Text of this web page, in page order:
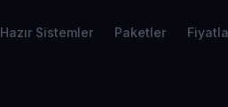
Hazır Sistemler Paketler